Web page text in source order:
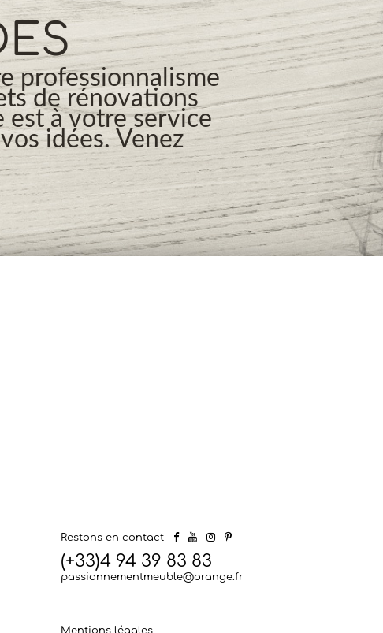
professionnalisme
de rénovations
est à votre service
idées. Venez
Restons en contact
(+33)4 94 39 83 83
passionnementmeuble@orange.fr
Mentions légales